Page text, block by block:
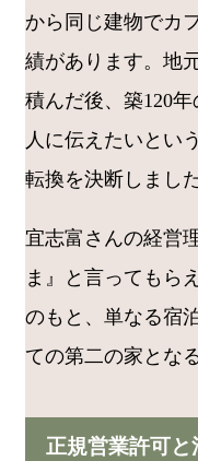
から同じ建物でカ
績があります。地
積んだ後、築120
人に伝えたいとい
転換を決断しました
宜志富さんの経営
ま』と言ってもら
のもと、単なる宿
ての第二の家とな
正規営業許可と